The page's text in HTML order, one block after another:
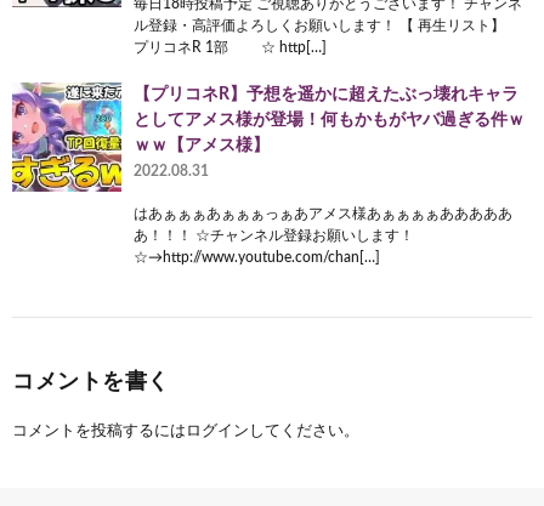
毎日18時投稿予定 ご視聴ありがとうございます！ チャンネ
ル登録・高評価よろしくお願いします！ 【 再生リスト】
プリコネR 1部 ☆ http[…]
【プリコネR】予想を遥かに超えたぶっ壊れキャラ
としてアメス様が登場！何もかもがヤバ過ぎる件ｗ
ｗｗ【アメス様】
2022.08.31
はあぁぁぁあぁぁぁっぁあアメス様あぁぁぁぁあああああ
あ！！！ ☆チャンネル登録お願いします！
☆→http://www.youtube.com/chan[…]
コメントを書く
コメントを投稿するには ログイン してください。